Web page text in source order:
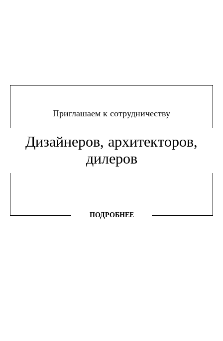
Приглашаем к сотрудничеству
Дизайнеров, архитекторов,
дилеров
ПОДРОБНЕЕ